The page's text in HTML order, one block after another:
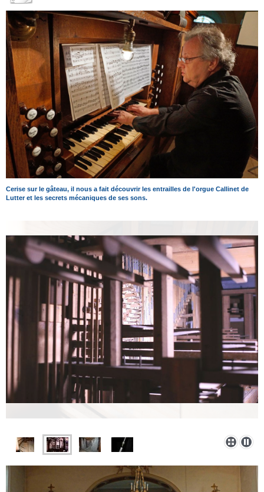
Cerise sur le gâteau, il nous a fait découvrir les entrailles de l'orgue Callinet de
Lutter et les secrets mécaniques de ses sons.